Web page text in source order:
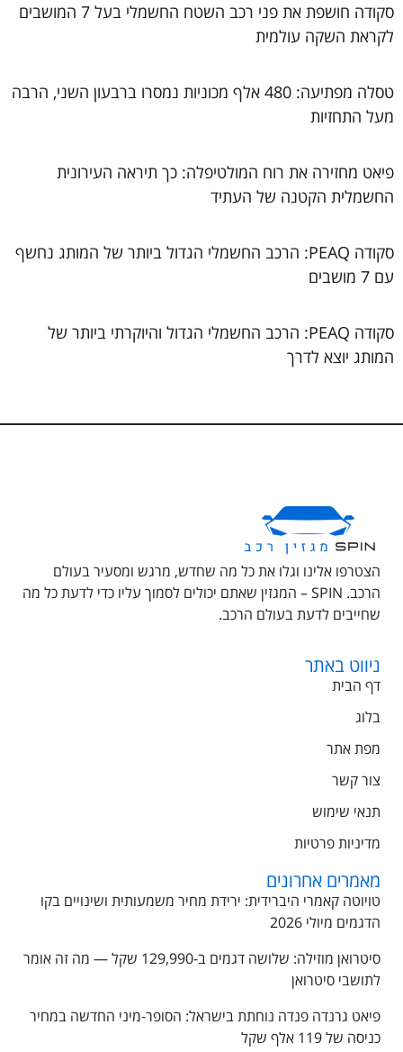
סקודה חושפת את פני רכב השטח החשמלי בעל 7 המושבים
לקראת השקה עולמית
טסלה מפתיעה: 480 אלף מכוניות נמסרו ברבעון השני, הרבה
מעל התחזיות
פיאט מחזירה את רוח המולטיפלה: כך תיראה העירונית
החשמלית הקטנה של העתיד
סקודה PEAQ: הרכב החשמלי הגדול ביותר של המותג נחשף
עם 7 מושבים
סקודה PEAQ: הרכב החשמלי הגדול והיוקרתי ביותר של
המותג יוצא לדרך
הצטרפו אלינו וגלו את כל מה שחדש, מרגש ומסעיר בעולם
הרכב. SPIN – המגזין שאתם יכולים לסמוך עליו כדי לדעת כל מה
שחייבים לדעת בעולם הרכב.
ניווט באתר
דף הבית
בלוג
מפת אתר
צור קשר
תנאי שימוש
מדיניות פרטיות
מאמרים אחרונים
טויוטה קאמרי היברידית: ירידת מחיר משמעותית ושינויים בקו
הדגמים מיולי 2026
סיטרואן מוזילה: שלושה דגמים ב-129,990 שקל — מה זה אומר
לתושבי סיטרואן
פיאט גרנדה פנדה נוחתת בישראל: הסופר-מיני החדשה במחיר
כניסה של 119 אלף שקל